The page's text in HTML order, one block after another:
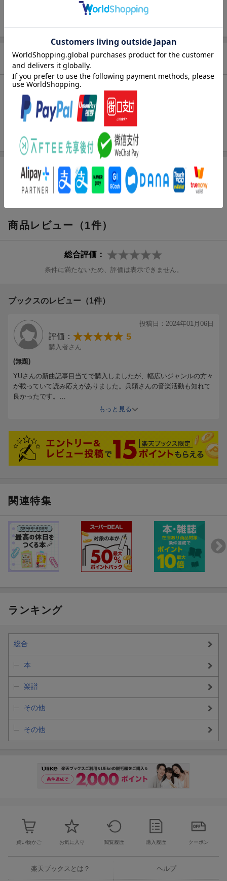
9784401654390
商品説明
1:COVER：SUPER HANDSOME COLLECTION 「HERE W
E AHHHHH！」特集
2:BACK COVER：杢代和人
商品レビュー（1件）
総合評価：
条件に満たないため、評価は表示できません。
ブックスのレビュー（1件）
投稿日：2024年01月06日
評価： 5
購入者さん
(無題)
YUさんの新曲記事目当てで購入しましたが、幅広いジャンルの方々
が載っていて読み応えがありました。兵頭さんの音楽活動も知れて
良かったです。
以下はYUさんの新曲への雑感です。
もう会えなくなった人を想ったり今いる人への感謝と幸福を感じた
りするX’masイブにピッタリな曲でした。
か、繊細な表現がとても良い。音に耳を傾けながらギザギザ分け目
を眺めたり「曖昧にさよなら」に痛いとこつくなーと我に返ったり
最後は結局「YUは情が深ーい」に着地しました。
まだYUさんをご存知ない方にも聴いて頂きたい曲です。
そして他の曲も是非。寡黙で温和なYUさんの中にパンパンに詰まっ
特に前作「夢中」は疾走感とサウンドが耳福でオススメです。歌唱
差してくるドラムやキーボードの音やアコースティックが立体的で
素人ゆえ百田さんかミキサーさんかどなたなのか分かりませんがYU
さんの声質を好む人のツボを掌握されちゃってる感じです。
でもこのサウンド、90年代メタル風の叩き方をするYU‘sバンドで再
現出来る？と心配してたら日本では別メンバーでの構成になるよう
一方で詞を辿ると日本デビュー前に日活への意欲を語った「少なか
らずあります(大いにあるの意)」が誤用だったらしいと読み取れま
す。どこか日活にふん切りが付いて無さげに見えた(あくまでも個人
その真相が明かされることはほぼ無いので彼の決意を受け取るのみ
ですね。諸々の外的要因で日活終了もやむ無しと覚悟してただけに
嬉しい反面かなり複雑。願うは推しの幸福と安全。
お呼びでない私は勝手にライブツアーを夢見て応援続けまーす。
もっと見る
関連特集
ランキング
総合
本
楽譜
その他
その他
買い物かご お気に入り 閲覧履歴 購入履歴 クーポン
楽天ブックスとは？ ヘルプ